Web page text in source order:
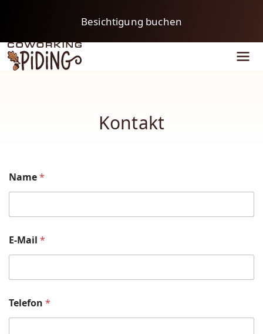
COWORKING Piding
Besichtigung buchen
Kontakt
E
-
a
l
*
N
m
Name*
E-Mail *
Telefon *